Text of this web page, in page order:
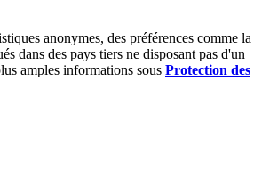
anonymes, des préférences comme la
dans des pays tiers ne disposant pas d'un
amples informations sous Protection des